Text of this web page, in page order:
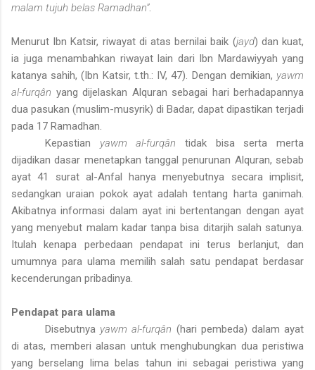
malam tujuh belas Ramadhan”.
Menurut Ibn Katsir, riwayat di atas bernilai baik (jayd) dan kuat,
ia juga menambahkan riwayat lain dari Ibn Mardawiyyah yang
katanya sahih, (Ibn Katsir, t.th.: IV, 47). Dengan demikian, yawm
al-furqân yang dijelaskan Alquran sebagai hari berhadapannya
dua pasukan (muslim-musyrik) di Badar, dapat dipastikan terjadi
pada 17 Ramadhan.
Kepastian yawm al-furqân tidak bisa serta merta
dijadikan dasar menetapkan tanggal penurunan Alquran, sebab
ayat 41 surat al-Anfal hanya menyebutnya secara implisit,
sedangkan uraian pokok ayat adalah tentang harta ganimah.
Akibatnya informasi dalam ayat ini bertentangan dengan ayat
yang menyebut malam kadar tanpa bisa ditarjih salah satunya.
Itulah kenapa perbedaan pendapat ini terus berlanjut, dan
umumnya para ulama memilih salah satu pendapat berdasar
kecenderungan pribadinya.
Pendapat para ulama
Disebutnya yawm al-furqân (hari pembeda) dalam ayat
di atas, memberi alasan untuk menghubungkan dua peristiwa
yang berselang lima belas tahun ini sebagai peristiwa yang